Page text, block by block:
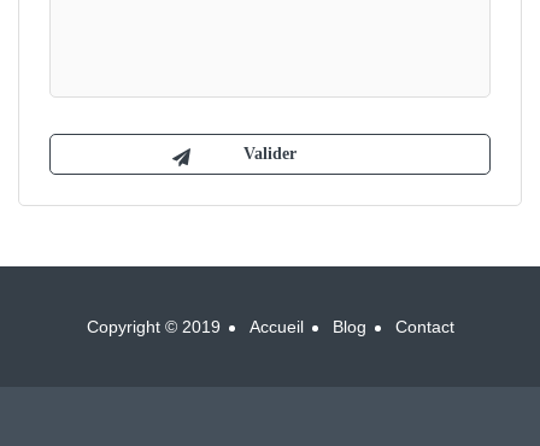
Copyright © 2019 Accueil Blog Contact